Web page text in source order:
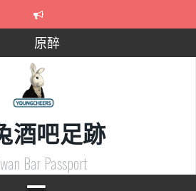
原醉
193美式酒餐館
Boss bar
宜蘭自由拍
喝掛Get Drunk調酒吧
Shepherd-牧羊人
酒吧足跡
Bar Passport